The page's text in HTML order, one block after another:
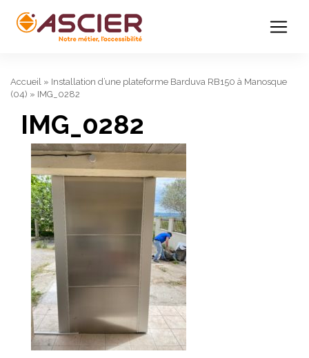
Accueil » Installation d’une plateforme Barduva RB150 à Manosque
(04) » IMG_0282
IMG_0282